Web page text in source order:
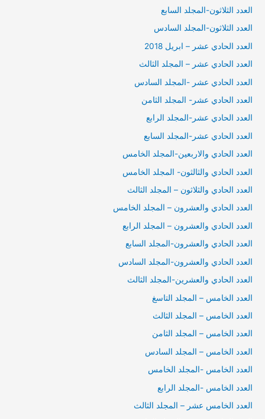
العدد الثلاثون-المجلد السابع
العدد الثلاثون-المجلد السادس
العدد الحادي عشر – ابريل 2018
العدد الحادي عشر – المجلد الثالث
العدد الحادي عشر -المجلد السادس
العدد الحادي عشر- المجلد الثامن
العدد الحادي عشر-المجلد الرابع
العدد الحادي عشر-المجلد السابع
العدد الحادي والاربعين-المجلد الخامس
العدد الحادي والثالثون- المجلد الخامس
العدد الحادي والثلاثون – المجلد الثالث
العدد الحادي والعشرون – المجلد الخامس
العدد الحادي والعشرون – المجلد الرابع
العدد الحادي والعشرون-المجلد السابع
العدد الحادي والعشرون-المجلد السادس
العدد الحادي والعشرين-المجلد الثالث
العدد الخامس – المجلد التاسغ
العدد الخامس – المجلد الثالث
العدد الخامس – المجلد الثامن
العدد الخامس – المجلد السادس
العدد الخامس -المجلد الخامس
العدد الخامس -المجلد الرابع
العدد الخامس عشر – المجلد الثالث